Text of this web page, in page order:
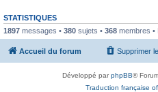
STATISTIQUES
1897 messages • 380 sujets • 368 membres
Accueil du forum Supprimer
Développé parphpBB®
Traduction française